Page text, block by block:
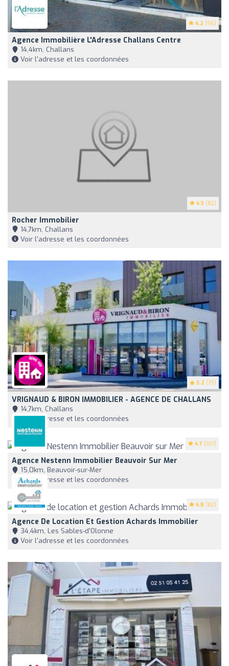
4.2 (96)
Agence Immobilière L'Adresse Challans Centre
14,4km, Challans
Voir l'adresse et les coordonnées
4.5 (82)
Rocher Immobilier
14,7km, Challans
Voir l'adresse et les coordonnées
3.2 (75)
VRIGNAUD & BIRON IMMOBILIER - AGENCE DE CHALLANS
14,7km, Challans
Voir l'adresse et les coordonnées
4.7 (107)
Agence Nestenn Immobilier Beauvoir Sur Mer
15,0km, Beauvoir-sur-Mer
Voir l'adresse et les coordonnées
4.8 (82)
Agence De Location Et Gestion Achards Immobilier
34,4km, Les Sables-d'Olonne
Voir l'adresse et les coordonnées